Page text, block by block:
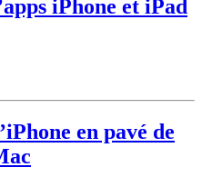
iPhone et iPad
en pavé de